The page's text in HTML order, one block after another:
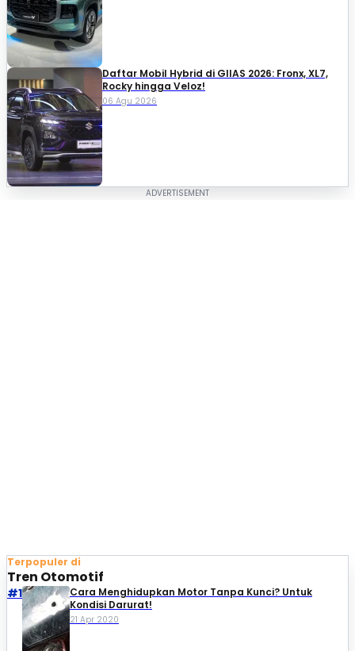
Daftar Mobil Hybrid di GIIAS 2026: Fronx, XL7,
Rocky hingga Veloz!
06 Agu 2026
Terpopuler di
Tren Otomotif
#1
Cara Menghidupkan Motor Tanpa Kunci? Untuk
Kondisi Darurat!
21 Apr 2020